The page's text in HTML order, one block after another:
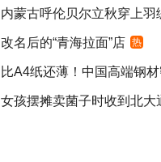
内蒙古呼伦贝尔立秋穿上羽
改名后的“青海拉面”店 热
比A4纸还薄！中国高端钢
女孩摆摊卖菌子时收到北大